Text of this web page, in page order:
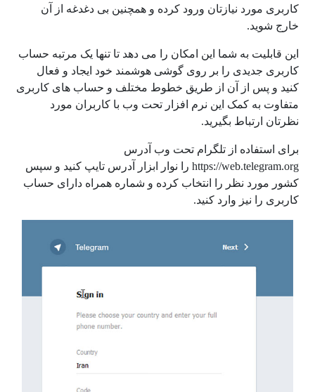
کاربری مورد نیازتان ورود کرده و همچنین بی دغدغه از آن
خارج شوید.
این قابلیت به شما این امکان را می دهد تا تنها یک مرتبه حساب
کاربری جدیدی را بر روی گوشی هوشمند خود ایجاد و فعال
کنید و پس از آن از طریق خطوط مختلف و حساب های کاربری
متفاوت به کمک این نرم افزار تحت وب با کاربران مورد
نظرتان ارتباط بگیرید.
برای استفاده از تلگرام تحت وب آدرس
https://web.telegram.org را نوار ابزار آدرس تایپ کنید و سپس
کشور مورد نظر را انتخاب کرده و شماره همراه دارای حساب
کاربری را نیز وارد کنید.